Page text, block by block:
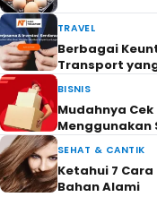
TRAVEL
Berbagai
Transport
BISNIS
Mudahnya
Menggunakan
SEHAT & CANTIK
Ketahui 7
Bahan Alami